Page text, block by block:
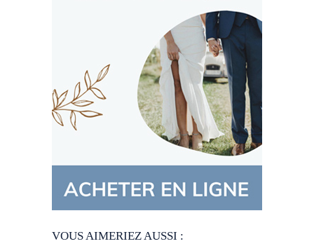
VOUS AIMERIEZ AUSSI :